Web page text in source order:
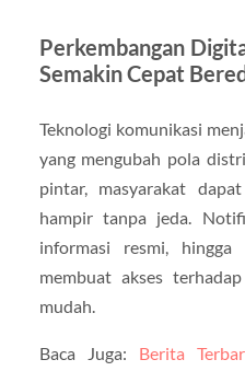
Perkembangan
Semakin Cepat
Teknologi komunikasi
yang mengubah pola
pintar, masyarakat
hampir tanpa jeda.
informasi resmi,
membuat akses
mudah.
Baca Juga: Berita